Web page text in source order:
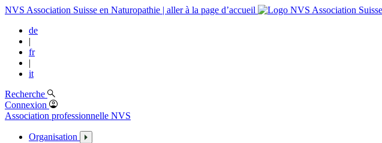
NVS Association Suisse en Naturopathie | aller à la page d’accueil
de
|
fr
|
it
Recherche
Connexion
Association professionnelle NVS
Organisation